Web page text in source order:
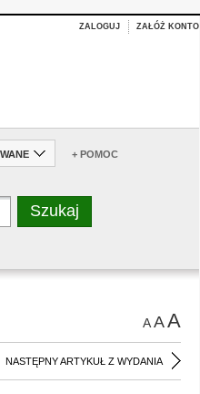
ZALOGUJ ZAŁÓŻ KONTO
+ POMOC
AAA
NASTĘPNY ARTYKUŁ Z WYDANIA